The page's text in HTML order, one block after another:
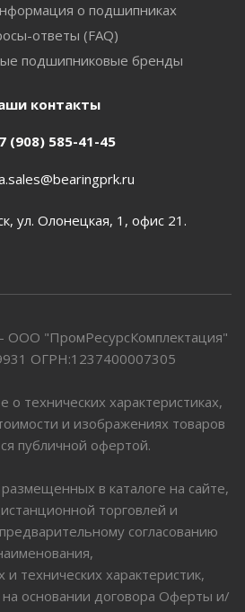
о подшипниках
ответы (FAQ)
подшипниковые бренды
контакты
(908) 585-41-45
ул. Олонецкая, 1, офис 21.
ООО "ПромРесурсКомплектация"
ОГРН:1237400007305
о технических характеристиках,
и изображениях товаров
публичной офертой.
в каталоге на сайте,
торговлей и
согласованию
и технических характеристик,
на основании договора Оферты и/